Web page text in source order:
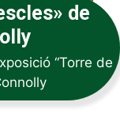
de
“Torre de